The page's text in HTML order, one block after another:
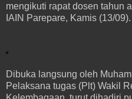
mengikuti rapat dosen tahun
IAIN Parepare, Kamis (13/09).
Dibuka langsung oleh
Pelaksana tugas (Plt) Wakil